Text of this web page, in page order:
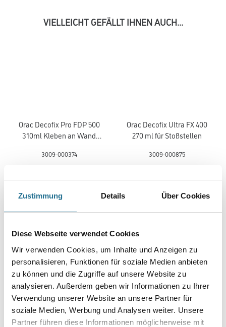
Zustimmung Details Über Cookies
Diese Webseite verwendet Cookies
Wir verwenden Cookies, um Inhalte und Anzeigen zu
personalisieren, Funktionen für soziale Medien anbieten
zu können und die Zugriffe auf unsere Website zu
analysieren. Außerdem geben wir Informationen zu Ihrer
Verwendung unserer Website an unsere Partner für
soziale Medien, Werbung und Analysen weiter. Unsere
Partner führen diese Informationen möglicherweise mit
VIELLEICHT GEFÄLLT IHNEN AUCH...
Orac Decofix Pro FDP 500
310ml Kleben an Wand
3009-000374
Orac Decofix Ultra FX 400
270 ml für Stoßstellen
3009-000875
PRODUKTEIGENSCHAFTEN
Produkteigenschaft
- Wand- und Friesleiste
- Wasserfest
- Überstreichbar
- Einfach zu installieren
- Überragende Qualität
- Flexibel